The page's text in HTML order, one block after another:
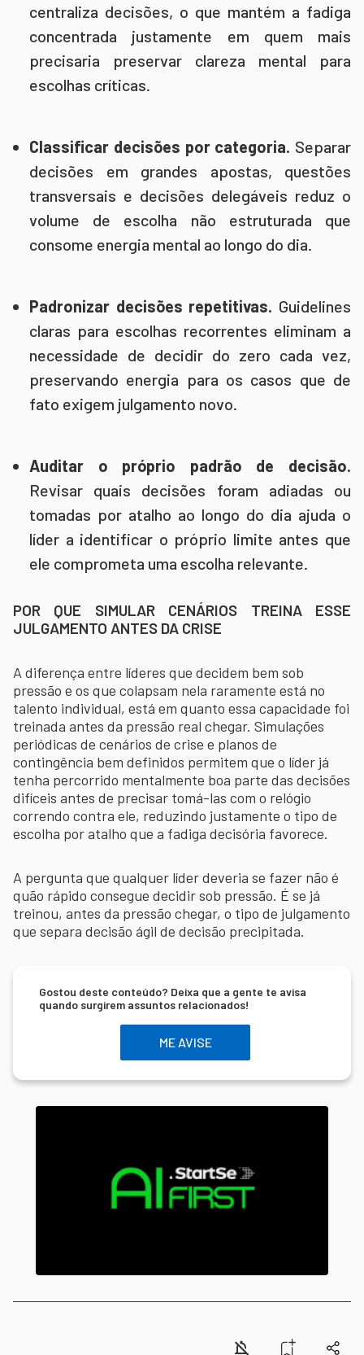
centraliza decisões, o que mantém a fadiga
concentrada justamente em quem mais
precisaria preservar clareza mental para
escolhas críticas.
Classificar decisões por categoria. Separar
decisões em grandes apostas, questões
transversais e decisões delegáveis reduz o
volume de escolha não estruturada que
consome energia mental ao longo do dia.
Padronizar decisões repetitivas. Guidelines
claras para escolhas recorrentes eliminam a
necessidade de decidir do zero cada vez,
preservando energia para os casos que de
fato exigem julgamento novo.
Auditar o próprio padrão de decisão.
Revisar quais decisões foram adiadas ou
tomadas por atalho ao longo do dia ajuda o
líder a identificar o próprio limite antes que
ele comprometa uma escolha relevante.
POR QUE SIMULAR CENÁRIOS TREINA ESSE
JULGAMENTO ANTES DA CRISE
A diferença entre líderes que decidem bem sob
pressão e os que colapsam nela raramente está no
talento individual, está em quanto essa capacidade foi
treinada antes da pressão real chegar. Simulações
periódicas de cenários de crise e planos de
contingência bem definidos permitem que o líder já
tenha percorrido mentalmente boa parte das decisões
difíceis antes de precisar tomá-las com o relógio
correndo contra ele, reduzindo justamente o tipo de
escolha por atalho que a fadiga decisória favorece.
A pergunta que qualquer líder deveria se fazer não é
quão rápido consegue decidir sob pressão. É se já
treinou, antes da pressão chegar, o tipo de julgamento
que separa decisão ágil de decisão precipitada.
Gostou deste conteúdo? Deixa que a gente te avisa
quando surgirem assuntos relacionados!
ME AVISE